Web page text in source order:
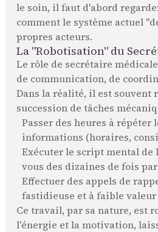
le soin, il faut d'abord
comment le système actuel
propres acteurs.
La "Robotisation" du
Le rôle de secrétaire
de communication, de
Dans la réalité, il est souvent
succession de tâches
Passer des heures à répéter
informations (horaires,
Exécuter le script mental de
vous des dizaines de fois
Effectuer des appels de
fastidieuse et à faible valeur
Ce travail, par sa nature, est
l'énergie et la motivation,